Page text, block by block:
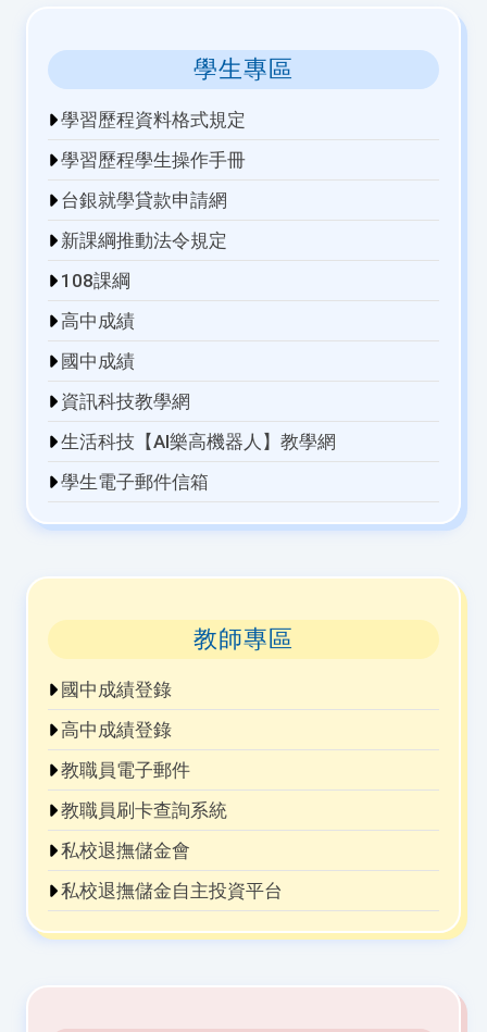
學生專區
學習歷程資料格式規定
學習歷程學生操作手冊
台銀就學貸款申請網
新課綱推動法令規定
108課綱
高中成績
國中成績
資訊科技教學網
生活科技【AI樂高機器人】教學網
學生電子郵件信箱
教師專區
國中成績登錄
高中成績登錄
教職員電子郵件
教職員刷卡查詢系統
私校退撫儲金會
私校退撫儲金自主投資平台